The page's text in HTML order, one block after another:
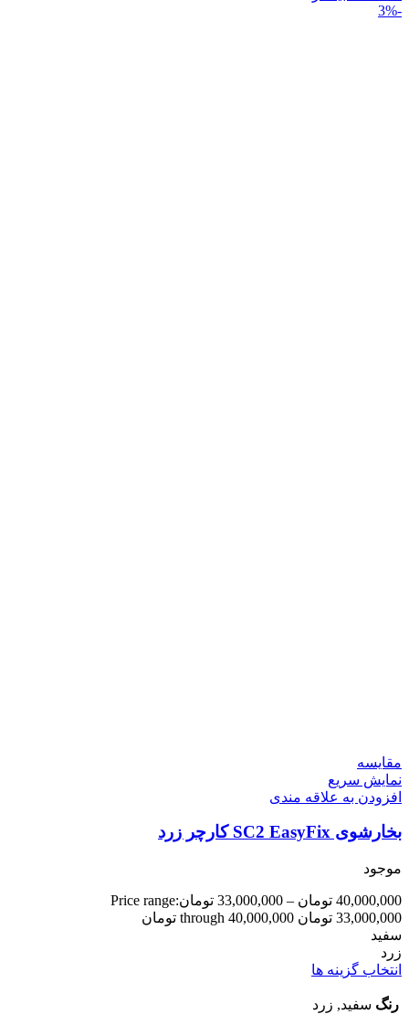
-3%
مقايسه
نمایش سریع
افزودن به علاقه مندی
بخارشوی SC2 EasyFix کارچر زرد
موجود
40,000,000 تومان –
33,000,000 تومانPrice range:
33,000,000 تومان through 40,000,000 تومان
سفید
زرد
انتخاب گزینه ها
رنگ سفید, زرد